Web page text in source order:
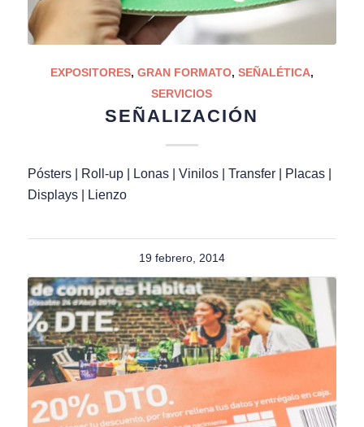
EXPOSITORES, GRAN FORMATO, SEÑALÉTICA,
SERVICIOS
SEÑALIZACIÓN
Pósters | Roll-up | Lonas | Vinilos | Transfer | Placas |
Displays | Lienzo
19 febrero, 2014